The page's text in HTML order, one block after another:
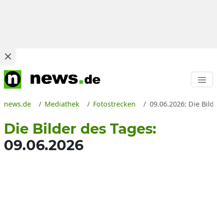
news.de Mediathek Fotostrecken 09.06.2026: Die
Die Bilder des Tages:
09.06.2026